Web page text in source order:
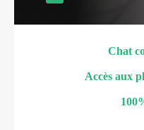
Chat
Accès aux